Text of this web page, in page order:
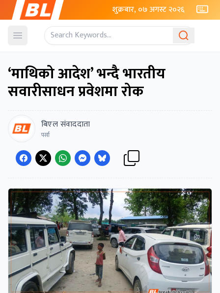
शुक्रबार, ०७ अगस्ट २०२६
Open menu
‘माथिको आदेश’ भन्दै भारतीय
सवारीसाधन प्रवेशमा रोक
बिएल संवाददाता
पर्सा